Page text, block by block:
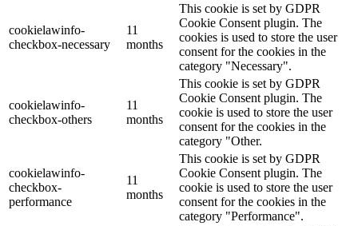
cookielawinfo-
checkbox-necessary
11
months
This cookie is set by GDPR
Cookie Consent plugin. The
cookies is used to store the user
consent for the cookies in the
category "Necessary".
cookielawinfo-
checkbox-others
11
months
This cookie is set by GDPR
Cookie Consent plugin. The
cookie is used to store the user
consent for the cookies in the
category "Other.
cookielawinfo-
checkbox-
performance
11
months
This cookie is set by GDPR
Cookie Consent plugin. The
cookie is used to store the user
consent for the cookies in the
category "Performance".